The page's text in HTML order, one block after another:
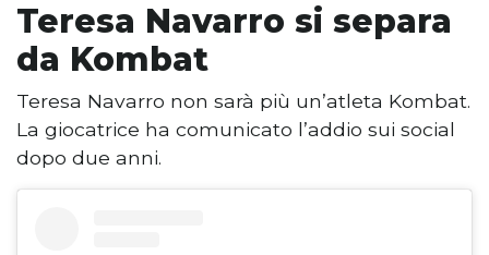
Teresa Navarro si separa
da Kombat
Teresa Navarro non sarà più un’atleta Kombat.
La giocatrice ha comunicato l’addio sui social
dopo due anni.